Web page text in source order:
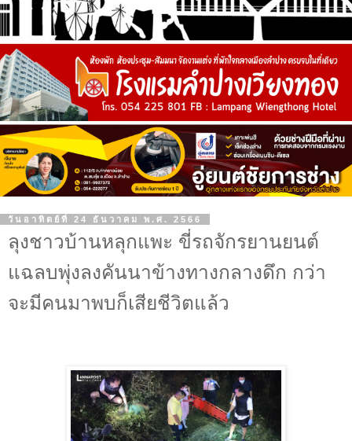
วันอาทิตย์ที่ 24 ธันวาคม พ.ศ. 2566
ลุงชาวบ้านหลุกแพะ ขี่รถจักรยานยนต์
แฉลบพุ่งลงคันนาข้างทางกลางดึก กว่า
จะมีคนมาพบก็เสียชีวิตแล้ว